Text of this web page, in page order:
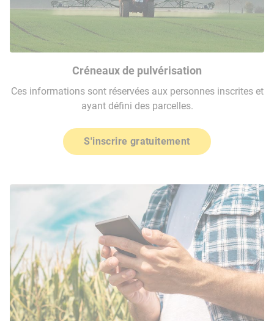
Créneaux de pulvérisation
Ces informations sont réservées aux personnes inscrites et
ayant défini des parcelles.
S'inscrire gratuitement